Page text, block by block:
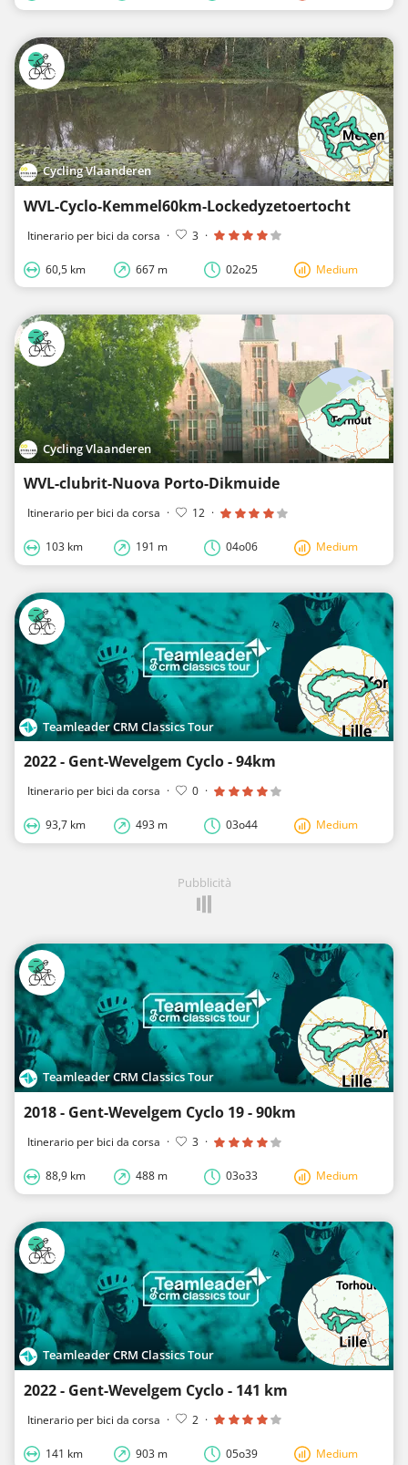
Cycling Vlaanderen
WVL-Cyclo-Kemmel60km-Lockedyzetoertocht
Itinerario per bici da corsa · 3 ·
60,5 km 667 m 02o25 Medium
Cycling Vlaanderen
WVL-clubrit-Nuova Porto-Dikmuide
Itinerario per bici da corsa · 12 ·
103 km 191 m 04o06 Medium
Teamleader CRM Classics Tour
2022 - Gent-Wevelgem Cyclo - 94km
Itinerario per bici da corsa · 0 ·
93,7 km 493 m 03o44 Medium
Pubblicità
Teamleader CRM Classics Tour
2018 - Gent-Wevelgem Cyclo 19 - 90km
Itinerario per bici da corsa · 3 ·
88,9 km 488 m 03o33 Medium
Teamleader CRM Classics Tour
2022 - Gent-Wevelgem Cyclo - 141 km
Itinerario per bici da corsa · 2 ·
141 km 903 m 05o39 Medium